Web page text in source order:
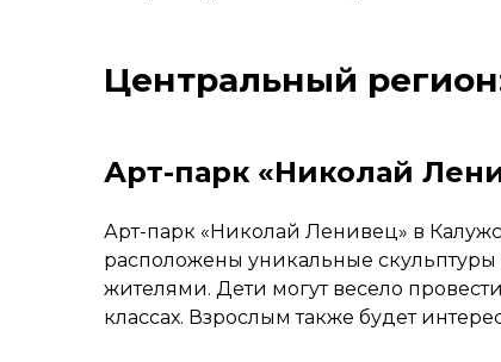
Центральный
Арт-парк «Николай
Арт-парк «Николай Ленивец» в
расположены уникальные
жителями. Дети могут весело
классах. Взрослым также будет